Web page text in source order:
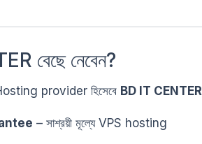
বেছে নেবেন?
provider হিসেবে BD IT CENTER
– সাশ্রয়ী মূল্যে VPS hosting